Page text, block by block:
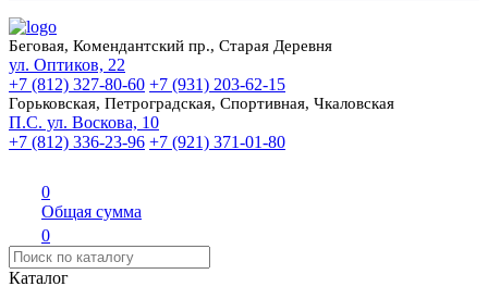
Беговая, Комендантский пр., Старая Деревня
ул. Оптиков, 22
+7 (812) 327-80-60 +7 (931) 203-62-15
Горьковская, Петроградская, Спортивная, Чкаловская
П.С. ул. Воскова, 10
+7 (812) 336-23-96 +7 (921) 371-01-80
0
Общая сумма
0
Каталог